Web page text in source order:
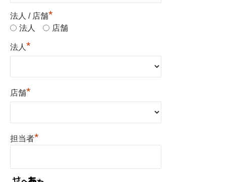
法人 / 店舗*
法人 店舗
法人 *
店舗*
担当者*